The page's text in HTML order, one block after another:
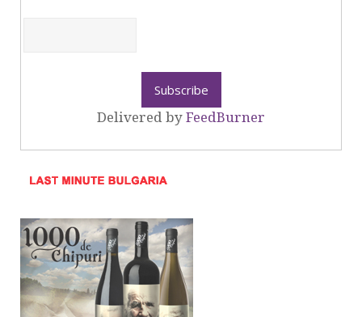
Delivered by FeedBurner